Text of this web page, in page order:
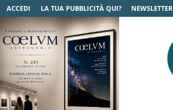
ACCEDI LA TUA PUBBLICITÀ QUI? NEWSLETTER